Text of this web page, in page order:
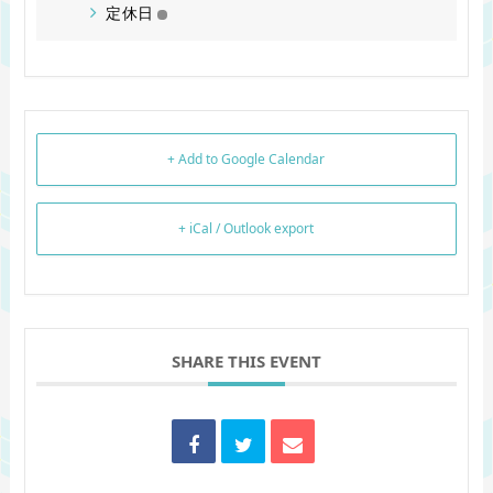
定休日
+ Add to Google Calendar
+ iCal / Outlook export
SHARE THIS EVENT